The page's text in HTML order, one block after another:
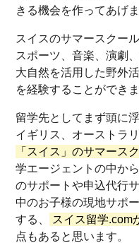
きる機会を作ってあげ
スイスのサマースクー
スポーツ、音楽、演劇
大自然を活用した野外
を経験することができま
留学先としてまず頭に
イギリス、オーストラ
「スイス」のサマース
学エージェントの中か
のサポートや申込代行
中のお子様の現地サポ
する、
スイス留学.com
点もあると思います。